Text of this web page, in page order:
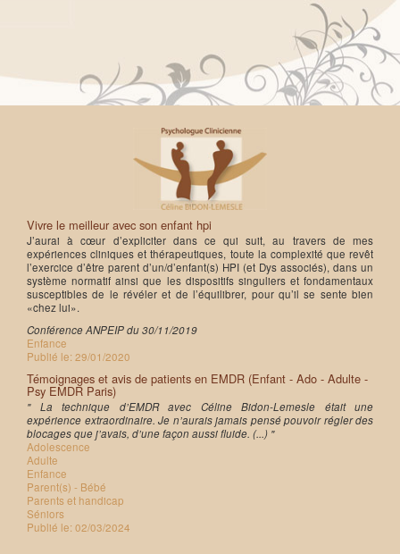
Vivre le meilleur avec son enfant hpi
J’aurai à cœur d’expliciter dans ce qui suit, au travers de mes
expériences cliniques et thérapeutiques, toute la complexité que revêt
l’exercice d’être parent d’un/d’enfant(s) HPI (et Dys associés), dans un
système normatif ainsi que les dispositifs singuliers et fondamentaux
susceptibles de le révéler et de l’équilibrer, pour qu’il se sente bien
«chez lui».
Conférence ANPEIP du 30/11/2019
Enfance
Publié le: 29/01/2020
Témoignages et avis de patients en EMDR (Enfant - Ado - Adulte -
Psy EMDR Paris)
" La technique d’EMDR avec Céline Bidon-Lemesle était une
expérience extraordinaire. Je n’aurais jamais pensé pouvoir régler des
blocages que j’avais, d’une façon aussi fluide. (...) "
Adolescence
Adulte
Enfance
Parent(s) - Bébé
Parents et handicap
Séniors
Publié le: 02/03/2024